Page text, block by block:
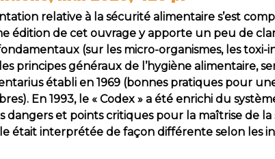
relative à la sécurité alimentaire s’est
édition de cet ouvrage y apporte un peu de
(sur les micro-organismes, les toxi-
principes généraux de l’hygiène alimentaire,
établi en 1969 (bonnes pratiques pour
En 1993, le « Codex » a été enrichi du
dangers et points critiques pour la maîtrise de
était interprétée de façon différente selon les